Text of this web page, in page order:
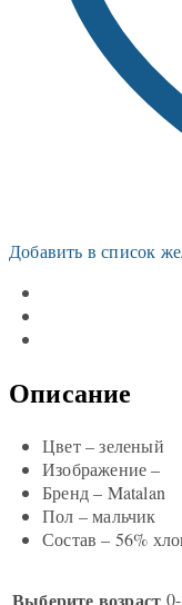
Добавить в список
Описание
Цвет – зеленый
Изображение –
Бренд – Matalan
Пол – мальчик
Состав – 56%
Выберите возраст